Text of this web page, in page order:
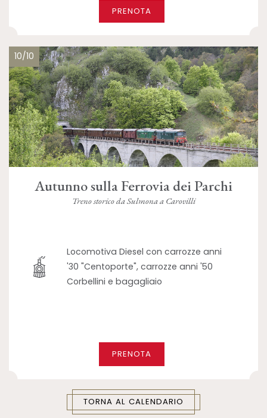
PRENOTA
10/10
Autunno sulla Ferrovia dei Parchi
Treno storico da Sulmona a Carovilli
Locomotiva Diesel con carrozze anni
'30 "Centoporte", carrozze anni '50
Corbellini e bagagliaio
PRENOTA
TORNA AL CALENDARIO